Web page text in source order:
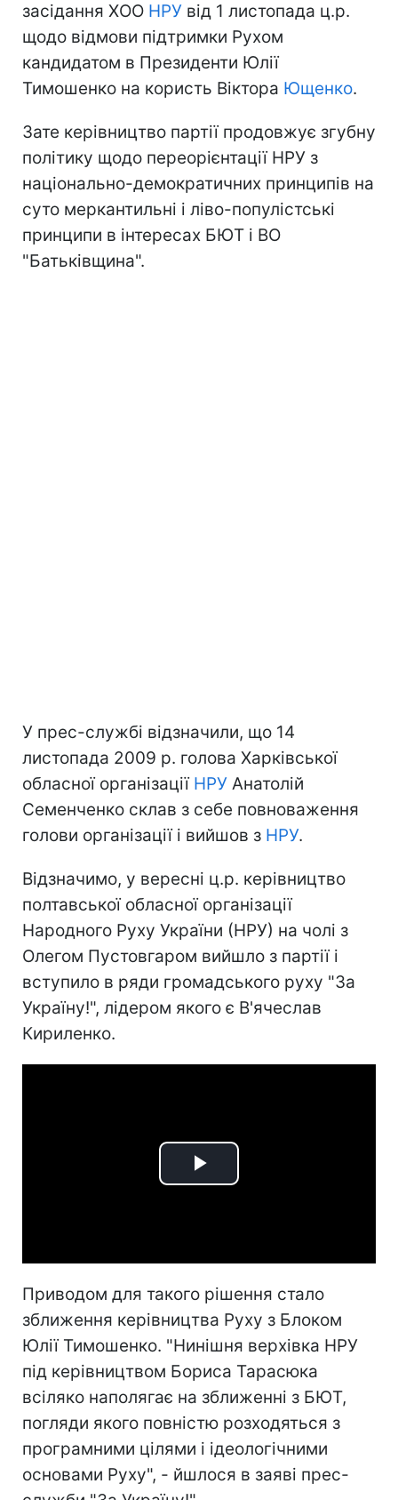
засідання ХОО НРУ від 1 листопада ц.р.
щодо відмови підтримки Рухом
кандидатом в Президенти Юлії
Тимошенко на користь Віктора Ющенко.
Зате керівництво партії продовжує згубну
політику щодо переорієнтації НРУ з
національно-демократичних принципів на
суто меркантильні і ліво-популістські
принципи в інтересах БЮТ і ВО
"Батьківщина".
У прес-службі відзначили, що 14
листопада 2009 р. голова Харківської
обласної організації НРУ Анатолій
Семенченко склав з себе повноваження
голови організації і вийшов з НРУ.
Відзначимо, у вересні ц.р. керівництво
полтавської обласної організації
Народного Руху України (НРУ) на чолі з
Олегом Пустовгаром вийшло з партії і
вступило в ряди громадського руху "За
Україну!", лідером якого є В'ячеслав
Кириленко.
Play
Приводом для такого рішення стало
зближення керівництва Руху з Блоком
Юлії Тимошенко. "Нинішня верхівка НРУ
під керівництвом Бориса Тарасюка
всіляко наполягає на зближенні з БЮТ,
погляди якого повністю розходяться з
програмними цілями і ідеологічними
основами Руху", - йшлося в заяві прес-